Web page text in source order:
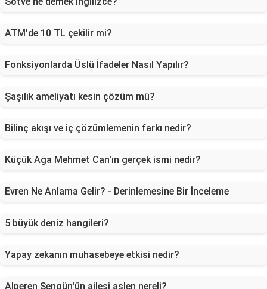
ATM'de 10 TL çekilir mi?
Fonksiyonlarda Üslü İfadeler Nasıl Yapılır?
Şaşılık ameliyatı kesin çözüm mü?
Bilinç akışı ve iç çözümlemenin farkı nedir?
Küçük Ağa Mehmet Can'ın gerçek ismi nedir?
Evren Ne Anlama Gelir? - Derinlemesine Bir İnceleme
5 büyük deniz hangileri?
Yapay zekanın muhasebeye etkisi nedir?
Alperen Şengün'ün ailesi aslen nereli?